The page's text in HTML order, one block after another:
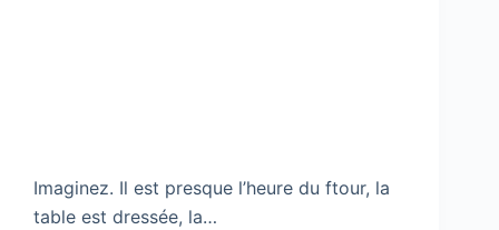
Imaginez. Il est presque l’heure du ftour, la
table est dressée, la…